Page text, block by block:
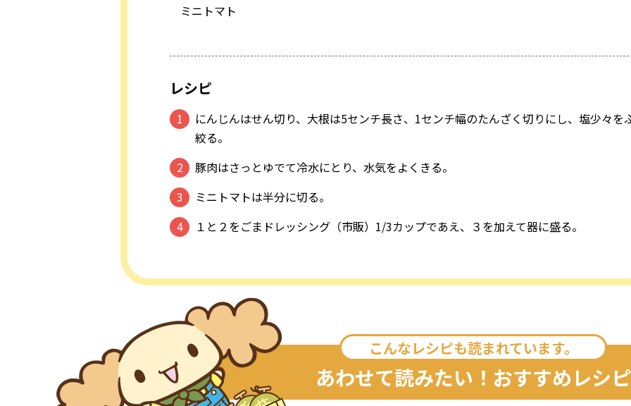
ミニトマト
レシピ
にんじんはせん切り、大根は5センチ長さ、1センチ幅のたんざく切りにし、塩少々を
絞る。
豚肉はさっとゆでて冷水にとり、水気をよくきる。
ミニトマトは半分に切る。
１と２をごまドレッシング（市販）1/3カップであえ、３を加えて器に盛る。
こんなレシピも読まれています。
あわせて読みたい！おすすめレシピ